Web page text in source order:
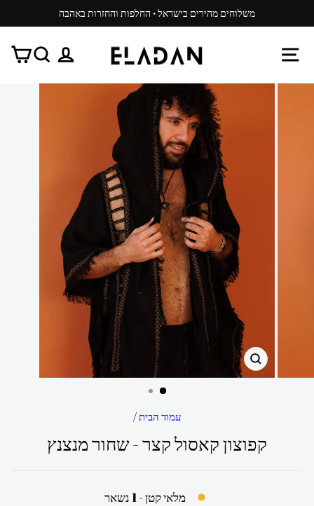
לתוכן
עצור
ניגון
משלוחים מהירים בישראל · החלפות והחזרות באהבה
התנתק
חפש
סגור
עמוד הבית/
קפוצון קאסול קצר - שחור מנצנץ
מלאי קטן - 1 נשאר